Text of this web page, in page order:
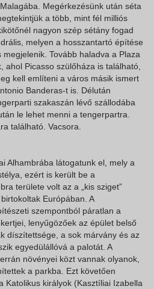
Megérkezésünk után séta
a több, mint fél milliós
nagyon szép sétány fogad
melyen a hosszantartó építése
Tovább haladva a Plaza
ahol Picasso szülőháza is található,
kell említeni a város másik ismert
Banderas-t is. Délután
szakaszán lévő szállodába
le lehet menni a tengerpartra.
található. Vacsora.
Alhambrába látogatunk el, mely a
ezért is került be a
területe volt az a „kis sziget”
Európában. A
szempontból páratlan a
lenyűgözőek az épület belső
díszítettsége, a sok márvány és az
egyedülállóvá a palotát. A
növényei közt vannak olyanok,
a parkba. Ezt követően
Katolikus királyok (Kasztíliai Izabella